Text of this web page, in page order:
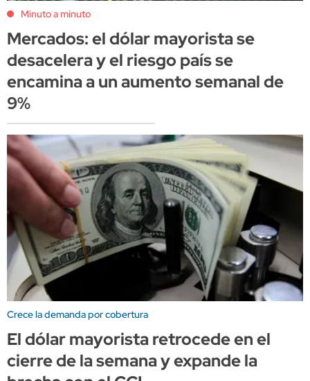
Minuto a minuto
Mercados: el dólar mayorista se
desacelera y el riesgo país se
encamina a un aumento semanal de
9%
Crece la demanda por cobertura
El dólar mayorista retrocede en el
cierre de la semana y expande la